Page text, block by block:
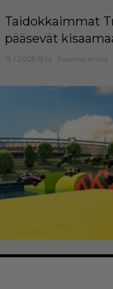
Taidokkaimmat
pääsevät
13.1.2025 15:14 Tuomas Ahola